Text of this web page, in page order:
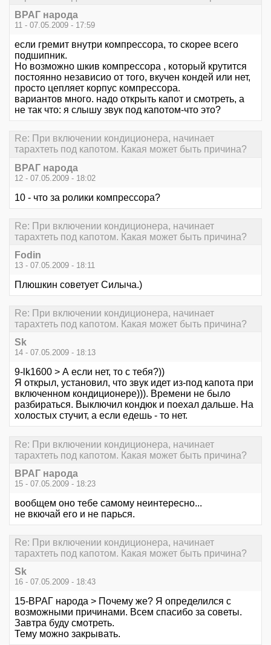
ВРАГ народа
11 - 07.05.2009 - 17:59
если гремит внутри компрессора, то скорее всего
подшипник.
Но возможно шкив компрессора , который крутится
постоянно независио от того, вкучен кондей или нет,
просто цепляет корпус компрессора.
вариантов много. надо открыть капот и смотреть, а
не так что: я слышу звук под капотом-что это?
Re: При включении кондиционера, начинает
тарахтеть под капотом. Какая может быть причина?
ВРАГ народа
12 - 07.05.2009 - 18:02
10 - что за ролики компрессора?
Re: При включении кондиционера, начинает
тарахтеть под капотом. Какая может быть причина?
Fodin
13 - 07.05.2009 - 18:11
Плюшкин советует Силыча.)
Re: При включении кондиционера, начинает
тарахтеть под капотом. Какая может быть причина?
Sk
14 - 07.05.2009 - 18:13
9-lk1600 > А если нет, то с тебя?))
Я открыл, установил, что звук идет из-под капота при
включенном кондиционере))). Времени не было
разбираться. Выключил кондюк и поехал дальше. На
холостых стучит, а если едешь - то нет.
Re: При включении кондиционера, начинает
тарахтеть под капотом. Какая может быть причина?
ВРАГ народа
15 - 07.05.2009 - 18:23
вообщем оно тебе самому неинтересно...
не вкючай его и не парься.
Re: При включении кондиционера, начинает
тарахтеть под капотом. Какая может быть причина?
Sk
16 - 07.05.2009 - 18:43
15-ВРАГ народа > Почему же? Я определился с
возможными причинами. Всем спасибо за советы.
Завтра буду смотреть.
Тему можно закрывать.